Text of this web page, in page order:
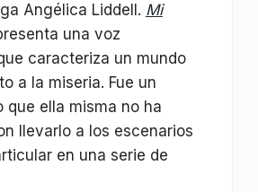
Angélica Liddell. Mi
una voz
caracteriza un mundo
a la miseria. Fue un
que ella misma no ha
llevarlo a los escenarios
en una serie de